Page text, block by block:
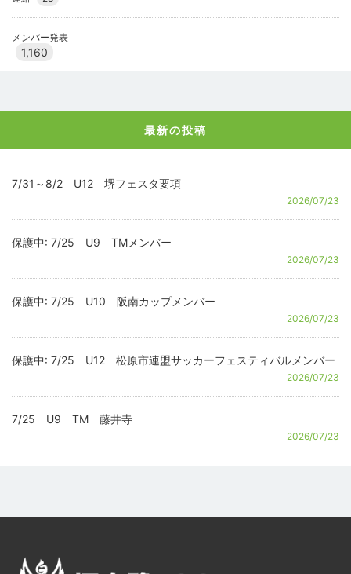
メンバー発表
1,160
最新の投稿
7/31～8/2 U12 堺フェスタ要項
2026/07/23
保護中: 7/25 U9 TMメンバー
2026/07/23
保護中: 7/25 U10 阪南カップメンバー
2026/07/23
保護中: 7/25 U12 松原市連盟サッカーフェスティバルメンバー
2026/07/23
7/25 U9 TM 藤井寺
2026/07/23